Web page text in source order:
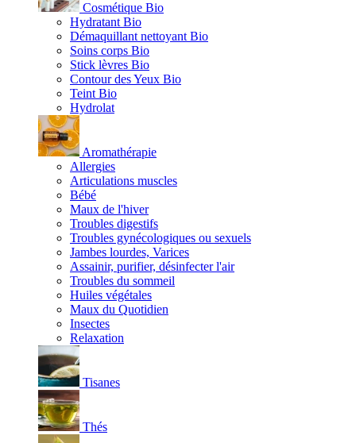
Cosmétique Bio
Hydratant Bio
Démaquillant nettoyant Bio
Soins corps Bio
Stick lèvres Bio
Contour des Yeux Bio
Teint Bio
Hydrolat
Aromathérapie
Allergies
Articulations muscles
Bébé
Maux de l'hiver
Troubles digestifs
Troubles gynécologiques ou sexuels
Jambes lourdes, Varices
Assainir, purifier, désinfecter l'air
Troubles du sommeil
Huiles végétales
Maux du Quotidien
Insectes
Relaxation
Tisanes
Thés